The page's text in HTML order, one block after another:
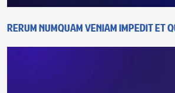
Rerum numquam veniam impedit et